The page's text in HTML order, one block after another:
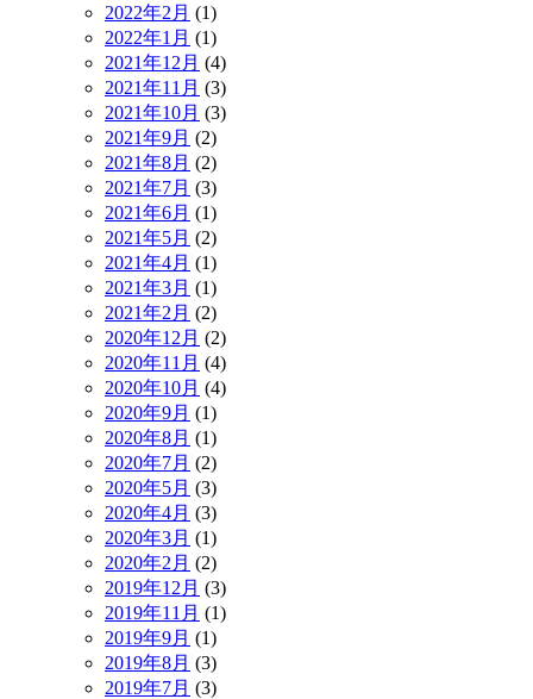
2022年2月 (1)
2022年1月 (1)
2021年12月 (4)
2021年11月 (3)
2021年10月 (3)
2021年9月 (2)
2021年8月 (2)
2021年7月 (3)
2021年6月 (1)
2021年5月 (2)
2021年4月 (1)
2021年3月 (1)
2021年2月 (2)
2020年12月 (2)
2020年11月 (4)
2020年10月 (4)
2020年9月 (1)
2020年8月 (1)
2020年7月 (2)
2020年5月 (3)
2020年4月 (3)
2020年3月 (1)
2020年2月 (2)
2019年12月 (3)
2019年11月 (1)
2019年9月 (1)
2019年8月 (3)
2019年7月 (3)